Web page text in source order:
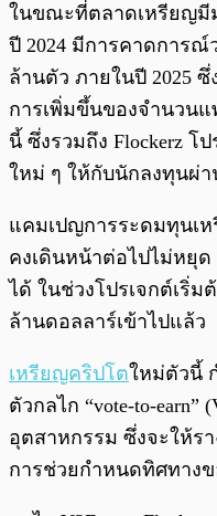
ในขณะที่ตลาดเหรียญมี
ปี 2024 มีการคาดการณ์
ล้านตัว ภายในปี 2025
การเพิ่มขึ้นของจำนวน
นี้ ซึ่งรวมถึง Flockerz โ
ใหม่ ๆ ให้กับนักลงทุนผ่
แคมเปญการระดมทุนเ
คงเดินหน้าต่อไปไม่หยุ
ได้ ในช่วงโปรเจกต์เริ่
ล้านดอลลาร์เข้าไปแล้ว
เหรียญคริปโตใหม่ตัวนี้
ตัวกลไก “vote-to-earn”
อุตสาหกรรม ซึ่งจะให้ร
การช่วยกำหนดทิศทางข